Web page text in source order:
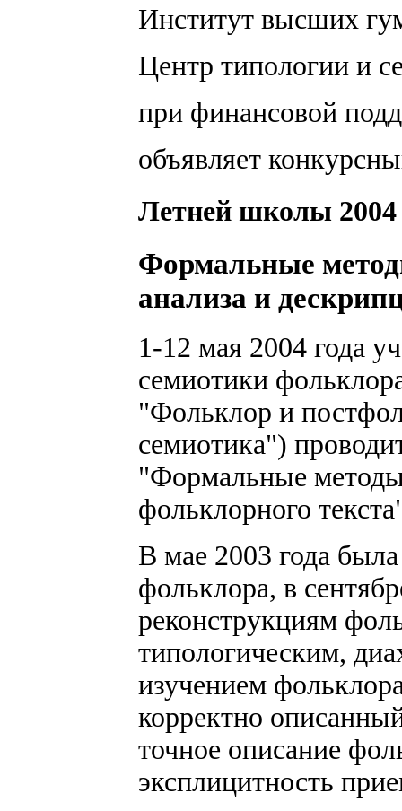
Институт высших
Центр типологии и
при финансовой
объявляет
Летней школы 2004
Формальные
анализа и
1-12 мая 2004 года
семиотики
"Фольклор и
семиотика")
"Формальные
фольклорного
В мае 2003 года
фольклора, в
реконструкциям
типологическим,
изучением
корректно
точное описание
эксплицитность